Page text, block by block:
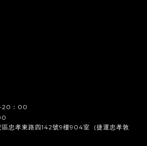
20：00
區忠孝東路四142號9樓904室 (捷運忠孝敦